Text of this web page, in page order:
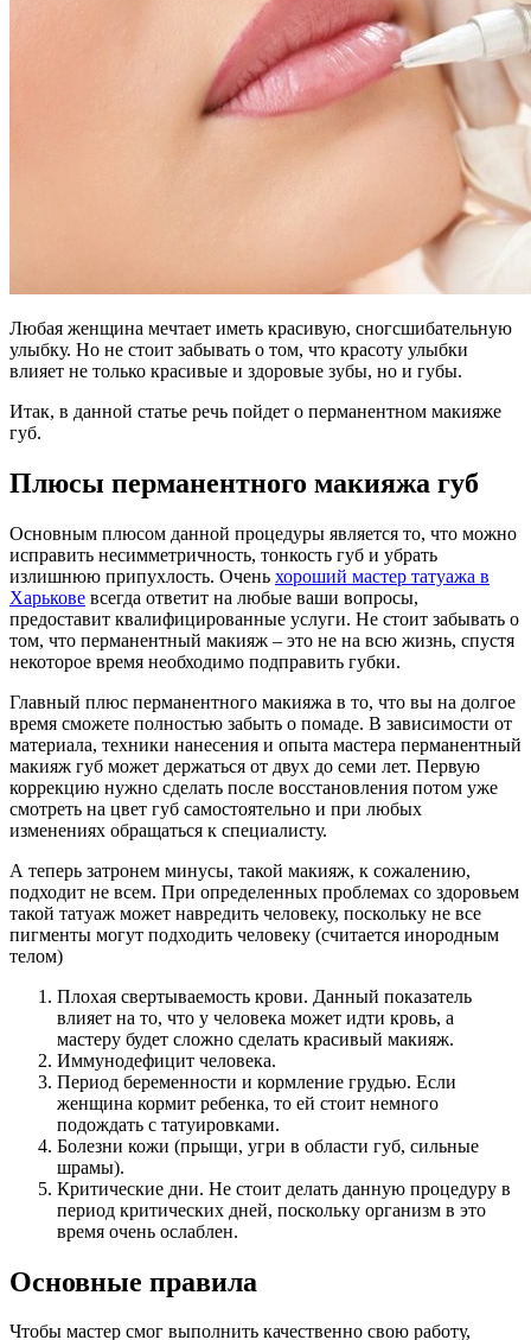
Любая женщина мечтает иметь красивую, сногсшибательную
улыбку. Но не стоит забывать о том, что красоту улыбки
влияет не только красивые и здоровые зубы, но и губы.
Итак, в данной статье речь пойдет о перманентном макияже
губ.
Плюсы перманентного макияжа губ
Основным плюсом данной процедуры является то, что можно
исправить несимметричность, тонкость губ и убрать
излишнюю припухлость. Очень хороший мастер татуажа в
Харькове всегда ответит на любые ваши вопросы,
предоставит квалифицированные услуги. Не стоит забывать о
том, что перманентный макияж – это не на всю жизнь, спустя
некоторое время необходимо подправить губки.
Главный плюс перманентного макияжа в то, что вы на долгое
время сможете полностью забыть о помаде. В зависимости от
материала, техники нанесения и опыта мастера перманентный
макияж губ может держаться от двух до семи лет. Первую
коррекцию нужно сделать после восстановления потом уже
смотреть на цвет губ самостоятельно и при любых
изменениях обращаться к специалисту.
А теперь затронем минусы, такой макияж, к сожалению,
подходит не всем. При определенных проблемах со здоровьем
такой татуаж может навредить человеку, поскольку не все
пигменты могут подходить человеку (считается инородным
телом)
Плохая свертываемость крови. Данный показатель
влияет на то, что у человека может идти кровь, а
мастеру будет сложно сделать красивый макияж.
Иммунодефицит человека.
Период беременности и кормление грудью. Если
женщина кормит ребенка, то ей стоит немного
подождать с татуировками.
Болезни кожи (прыщи, угри в области губ, сильные
шрамы).
Критические дни. Не стоит делать данную процедуру в
период критических дней, поскольку организм в это
время очень ослаблен.
Основные правила
Чтобы мастер смог выполнить качественно свою работу,